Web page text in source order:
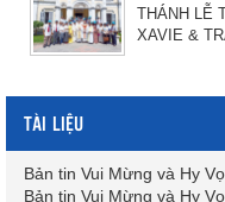
THÁNH LỄ
XAVIE &
TÀI LIỆU
Bản tin Vui Mừng và Hy
Bản tin Vui Mừng và Hy